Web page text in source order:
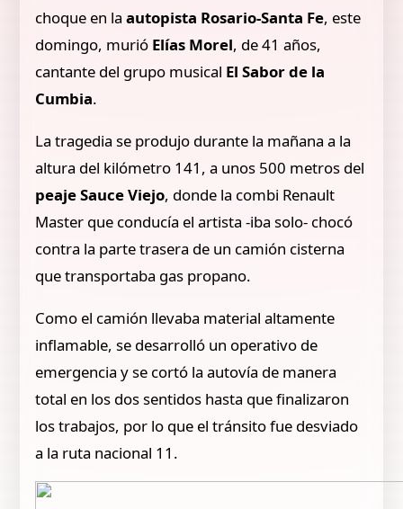
choque en laautopista Rosario-Santa Fe, este
domingo, murió Elías Morel, de 41 años,
cantante del grupo musical El Sabor de la
Cumbia.
La tragedia se produjo durante la mañana a la
altura del kilómetro 141, a unos 500 metros del
peaje Sauce Viejo, donde la combi Renault
Master que conducía el artista -iba solo- chocó
contra la parte trasera de un camión cisterna
que transportaba gas propano.
Como el camión llevaba material altamente
inflamable, se desarrolló un operativo de
emergencia y se cortó la autovía de manera
total en los dos sentidos hasta que finalizaron
los trabajos, por lo que el tránsito fue desviado
a la ruta nacional 11.